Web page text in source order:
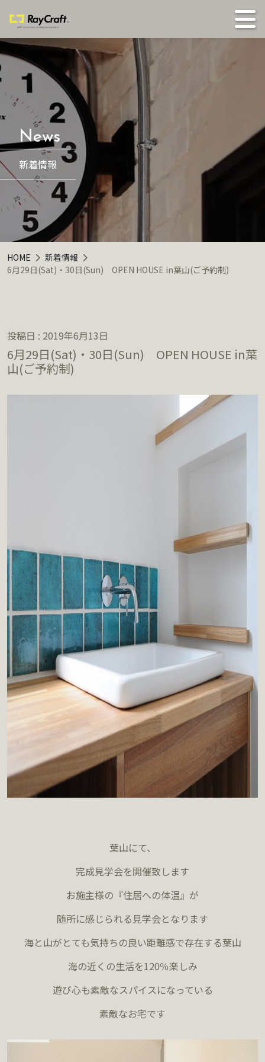
新着情報
HOME
新着情報
6月29日(Sat)・30日(Sun) OPEN HOUSE in葉山(ご予約制)
投稿日 : 2019年6月13日
6月29日(Sat)・30日(Sun) OPEN HOUSE in葉
山(ご予約制)
葉山にて、
完成見学会を開催致します
お施主様の『住居への体温』が
随所に感じられる見学会となります
海と山がとても気持ちの良い距離感で存在する葉山
海の近くの生活を120％楽しみ
遊び心も素敵なスパイスになっている
素敵なお宅です